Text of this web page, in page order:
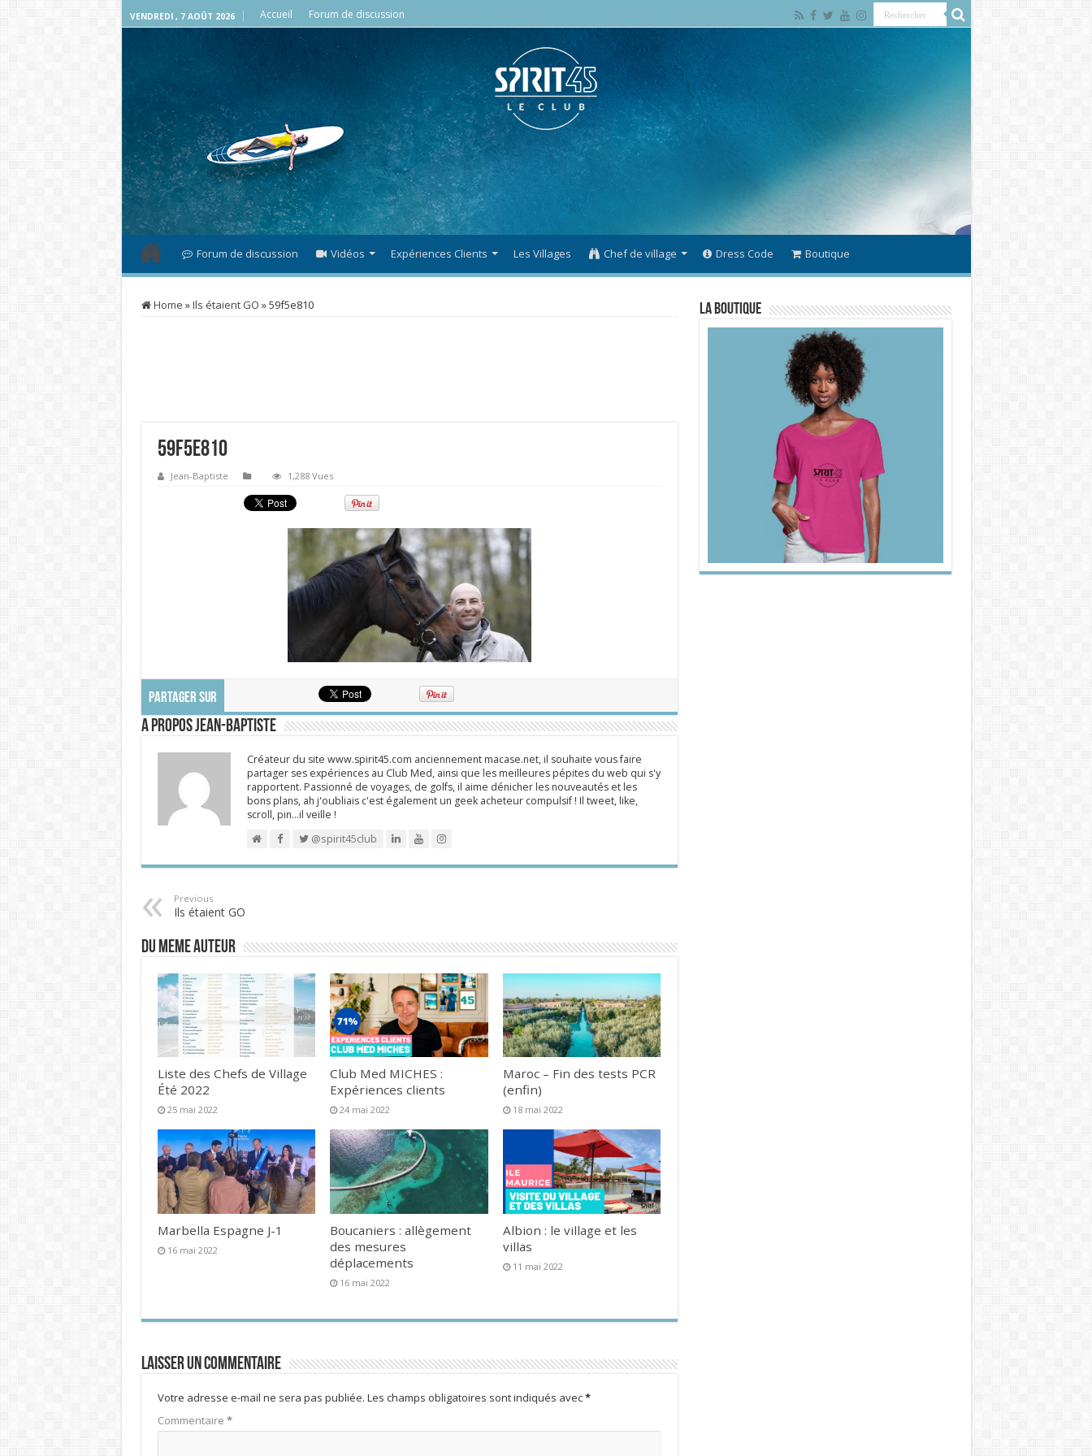
VENDREDI , 7 AOÛT 2026 Accueil Forum de discussion
Forum de discussion Vidéos Expériences Clients Les Villages Chef de village Dress Code Boutique
Home »Ils étaient GO »59f5e810
59f5e810
Jean-Baptiste 1,288 Vues
PARTAGER SUR
A propos Jean-Baptiste
Créateur du site www.spirit45.com anciennement macase.net, il souhaite vous faire
partager ses expériences au Club Med, ainsi que les meilleures pépites du web qui s'y
rapportent. Passionné de voyages, de golfs, il aime dénicher les nouveautés et les
bons plans, ah j'oubliais c'est également un geek acheteur compulsif ! Il tweet, like,
scroll, pin…il veille !
@spirit45club
Previous
Ils étaient GO
DU MEME AUTEUR
Liste des Chefs de Village
Été 2022
25 mai 2022
Club Med MICHES :
Expériences clients
24 mai 2022
Maroc – Fin des tests PCR
(enfin)
18 mai 2022
Marbella Espagne J-1
16 mai 2022
Boucaniers : allègement
des mesures
déplacements
16 mai 2022
Albion : le village et les
villas
11 mai 2022
Laisser un commentaire
Votre adresse e-mail ne sera pas publiée. Les champs obligatoires sont indiqués avec*
Commentaire *
La Boutique